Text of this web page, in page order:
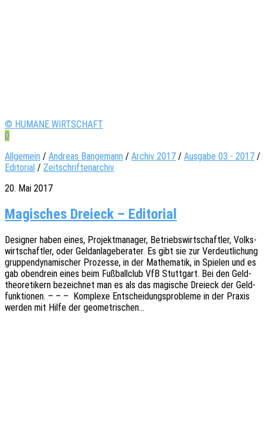
© HUMANE WIRTSCHAFT
0
Allgemein / Andreas Bangemann / Archiv 2017 / Ausgabe 03 - 2017 /
Editorial / Zeitschriftenarchiv
20. Mai 2017
Magisches Dreieck – Editorial
Desi­gner haben eines, Projekt­ma­na­ger, Betriebs­wirt­schaft­ler, Volks­
wirt­schaft­ler, oder Geld­an­la­ge­be­ra­ter. Es gibt sie zur Verdeut­li­chung
grup­pen­dy­na­mi­scher Prozes­se, in der Mathe­ma­tik, in Spie­len und es
gab oben­drein eines beim Fußball­club VfB Stutt­gart. Bei den Geld­
theo­re­ti­kern bezeich­net man es als das magi­sche Drei­eck der Geld­
funk­tio­nen. – – – Komple­xe Entschei­dungs­pro­ble­me in der Praxis
werden mit Hilfe der geometrischen…